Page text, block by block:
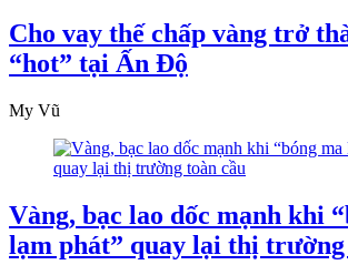
Cho vay thế chấp vàng trở
“hot” tại Ấn Độ
My Vũ
Vàng, bạc lao dốc mạnh khi
lạm phát” quay lại thị trường